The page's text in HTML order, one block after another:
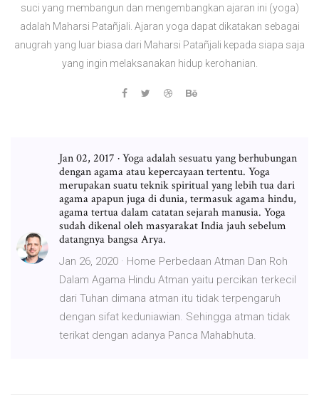
suci yang membangun dan mengembangkan ajaran ini (yoga)
adalah Maharsi Patañjali. Ajaran yoga dapat dikatakan sebagai
anugrah yang luar biasa dari Maharsi Patañjali kepada siapa saja
yang ingin melaksanakan hidup kerohanian.
Jan 02, 2017 · Yoga adalah sesuatu yang berhubungan
dengan agama atau kepercayaan tertentu. Yoga
merupakan suatu teknik spiritual yang lebih tua dari
agama apapun juga di dunia, termasuk agama hindu,
agama tertua dalam catatan sejarah manusia. Yoga
sudah dikenal oleh masyarakat India jauh sebelum
datangnya bangsa Arya.
Jan 26, 2020 · Home Perbedaan Atman Dan Roh
Dalam Agama Hindu Atman yaitu percikan terkecil
dari Tuhan dimana atman itu tidak terpengaruh
dengan sifat keduniawian. Sehingga atman tidak
terikat dengan adanya Panca Mahabhuta.